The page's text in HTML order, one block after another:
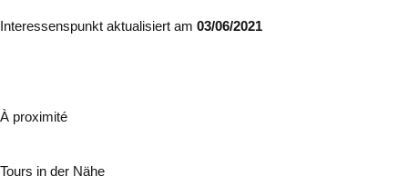
Interessenspunkt aktualisiert am 03/06/2021
À proximité
Tours in der Nähe